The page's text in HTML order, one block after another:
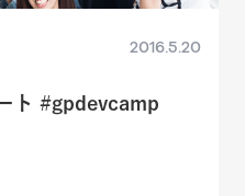
2016.5.20
ト #gpdevcamp